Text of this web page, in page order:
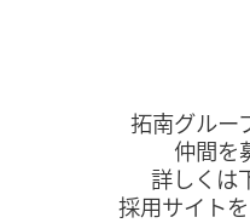
拓南グルー
仲間を
詳しくは
採用サイト